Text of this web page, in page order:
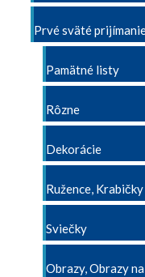
Prvé sväté
Pamätné listy
Rôzne
Dekorácie
Ružence, Krabičky
Sviečky
Obrazy, Obrazy